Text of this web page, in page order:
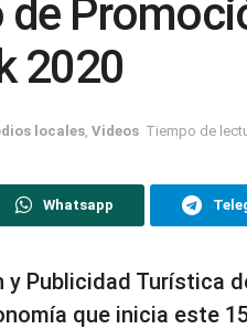
2020
locales Videos Tiempo de
Whatsapp
Publicidad Turística
que inicia este